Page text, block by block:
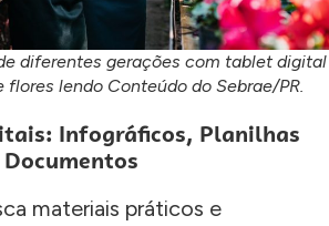
diferentes gerações com tablet digital
flores lendo Conteúdo do Sebrae/PR.
Infográficos, Planilhas
materiais práticos e